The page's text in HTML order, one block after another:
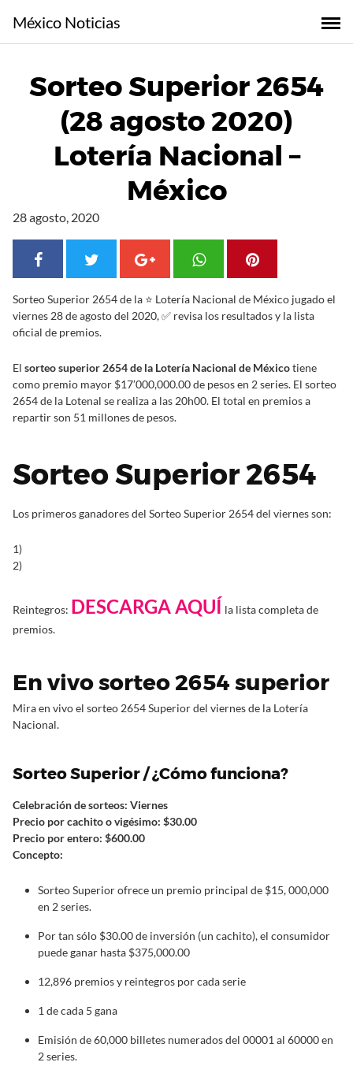
l
México Noticias
Sorteo Superior 2654
(28 agosto 2020)
Lotería Nacional –
México
28 agosto, 2020
Sorteo Superior 2654 de la ⭐ Lotería Nacional de México jugado el
viernes 28 de agosto del 2020, ✅ revisa los resultados y la lista
oficial de premios.
El sorteo superior 2654 de la Lotería Nacional de Méxicotiene
como premio mayor $17’000,000.00 de pesos en 2 series. El sorteo
2654 de la Lotenal se realiza a las 20h00. El total en premios a
repartir son 51 millones de pesos.
Sorteo Superior 2654
Los primeros ganadores del Sorteo Superior 2654 del viernes son:
1)
2)
Reintegros: DESCARGA AQUÍ la lista completa de
premios.
En vivo sorteo 2654 superior
Mira en vivo el sorteo 2654 Superior del viernes de la Lotería
Nacional.
Sorteo Superior / ¿Cómo funciona?
Celebración de sorteos: Viernes
Precio por cachito o vigésimo: $30.00
Precio por entero: $600.00
Concepto:
Sorteo Superior ofrece un premio principal de $15, 000,000
en 2 series.
Por tan sólo $30.00 de inversión (un cachito), el consumidor
puede ganar hasta $375,000.00
12,896 premios y reintegros por cada serie
1 de cada 5 gana
Emisión de 60,000 billetes numerados del 00001 al 60000 en
2 series.